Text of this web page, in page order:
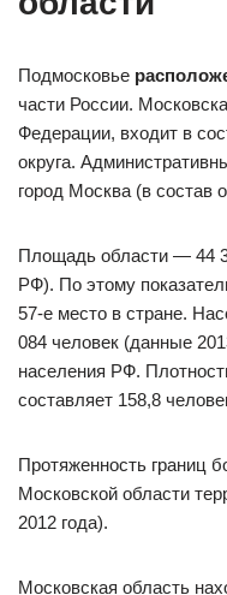
Подмосковье
части России.
Федерации, входит в
округа.
город Москва (в состав
Площадь области — 44
РФ). По этому
57-е место в стране.
084 человек (данные
населения РФ.
составляет 158,8
Протяженность границ
Московской области
2012 года).
Московская область